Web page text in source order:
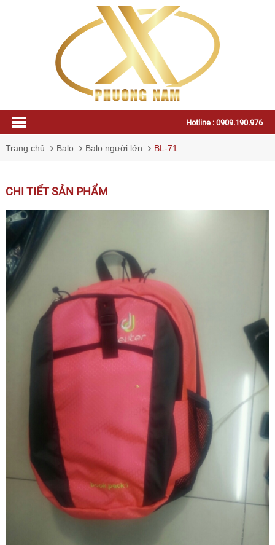
Hotline : 0909.190.976
Trang chủ Balo Balo người lớn BL-71
CHI TIẾT SẢN PHẨM